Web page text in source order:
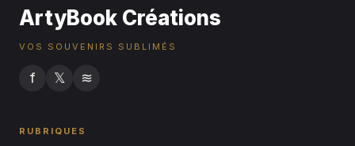
ArtyBook Créations
VOS SOUVENIRS SUBLIMÉS
f 𝕏 ≋
RUBRIQUES